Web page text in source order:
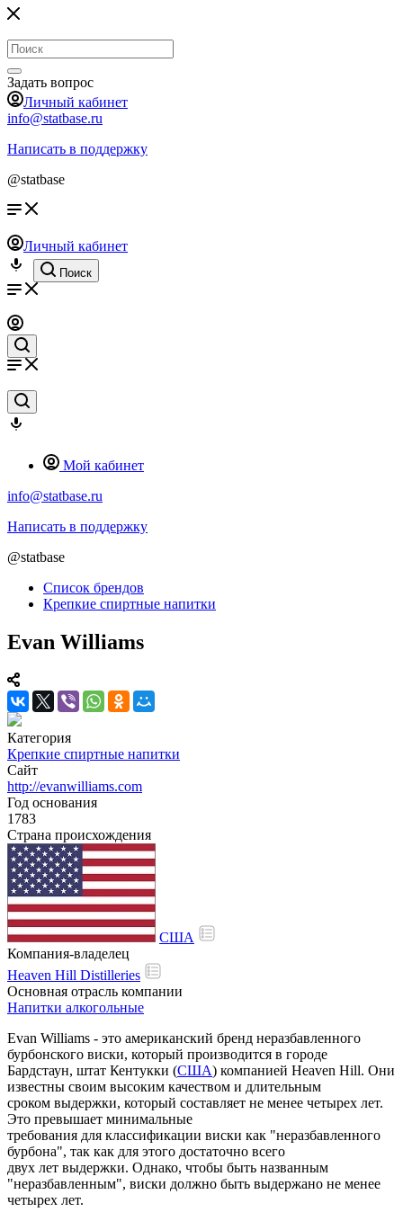
Задать вопрос
Личный кабинет
info@statbase.ru
Написать в поддержку
@statbase
Личный кабинет
Поиск
Мой кабинет
info@statbase.ru
Написать в поддержку
@statbase
Список брендов
Крепкие спиртные напитки
Evan Williams
Категория
Крепкие спиртные напитки
Сайт
http://evanwilliams.com
Год основания
1783
Страна происхождения
США
Компания-владелец
Heaven Hill Distilleries
Основная отрасль компании
Напитки алкогольные
Evan Williams - это американский бренд неразбавленного
бурбонского виски, который производится в городе
Бардстаун, штат Кентукки (США) компанией Heaven Hill. Они
известны своим высоким качеством и длительным
сроком выдержки, который составляет не менее четырех лет.
Это превышает минимальные
требования для классификации виски как "неразбавленного
бурбона", так как для этого достаточно всего
двух лет выдержки. Однако, чтобы быть названным
"неразбавленным", виски должно быть выдержано не менее
четырех лет.